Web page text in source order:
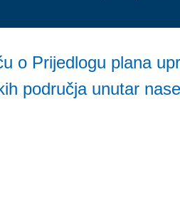
o Prijedlogu plana
područja unutar